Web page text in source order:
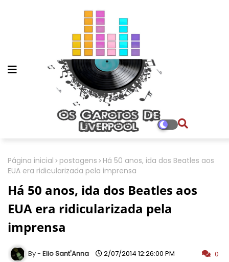
Página inicial postagens
Há 50 anos, ida dos Beatles aos
EUA era ridicularizada pela imprensa
Há 50 anos, ida dos Beatles aos
EUA era ridicularizada pela
imprensa
Elio Sant'Anna 2/07/2014 12:26:00 PM 0